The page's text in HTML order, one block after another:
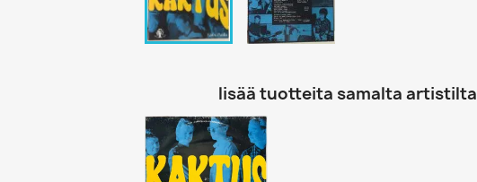
lisää tuotteita samalta artistilta